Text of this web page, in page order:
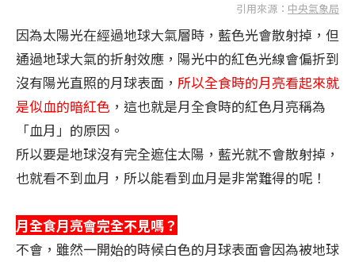
引用來源： 中央氣象局
因為太陽光在經過地球大氣層時，藍色光會散射掉，但
通過地球大氣的折射效應，陽光中的紅色光線會偏折到
沒有陽光直照的月球表面， 所以全食時的月亮看起來就
是似血的暗紅色 ，這也就是月全食時的紅色月亮稱為
「血月」的原因。
所以要是地球沒有完全遮住太陽，藍光就不會散射掉，
也就看不到血月，所以能看到血月是非常難得的呢！
月全食月亮會完全不見嗎？
不會，雖然一開始的時候白色的月球表面會因為被地球